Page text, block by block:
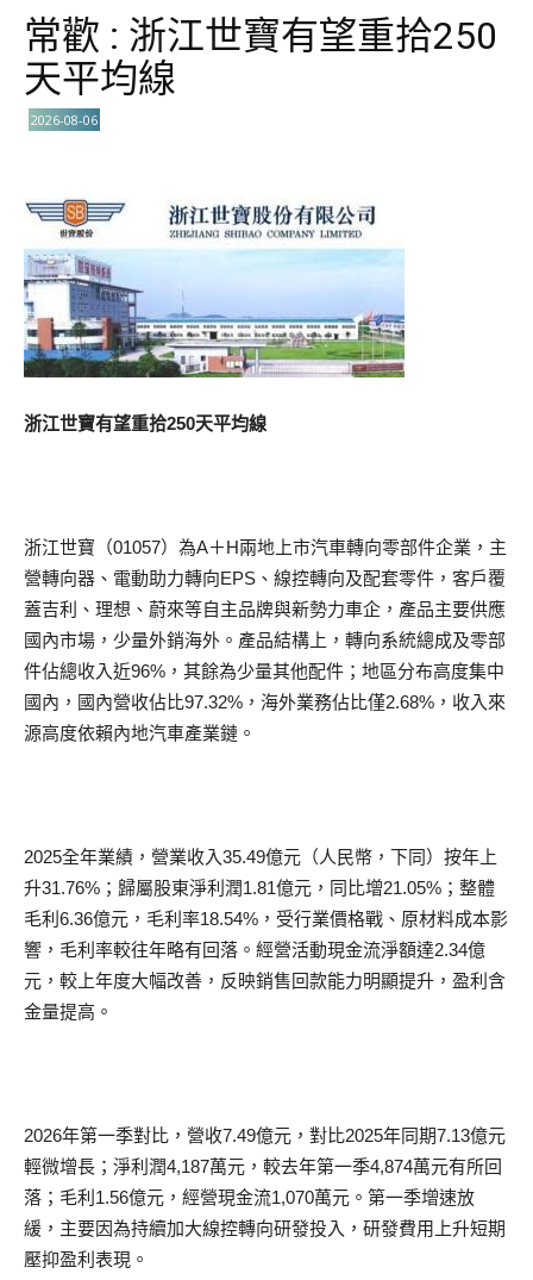
常歡 : 浙江世寶有望重拾250
天平均線
2026-08-06
浙江世寶有望重拾250天平均線
浙江世寶（01057）為A＋H兩地上市汽車轉向零部件企業，主
營轉向器、電動助力轉向EPS、線控轉向及配套零件，客戶覆
蓋吉利、理想、蔚來等自主品牌與新勢力車企，產品主要供應
國內市場，少量外銷海外。產品結構上，轉向系統總成及零部
件佔總收入近96%，其餘為少量其他配件；地區分布高度集中
國內，國內營收佔比97.32%，海外業務佔比僅2.68%，收入來
源高度依賴內地汽車產業鏈。
2025全年業績，營業收入35.49億元（人民幣，下同）按年上
升31.76%；歸屬股東淨利潤1.81億元，同比增21.05%；整體
毛利6.36億元，毛利率18.54%，受行業價格戰、原材料成本影
響，毛利率較往年略有回落。經營活動現金流淨額達2.34億
元，較上年度大幅改善，反映銷售回款能力明顯提升，盈利含
金量提高。
2026年第一季對比，營收7.49億元，對比2025年同期7.13億元
輕微增長；淨利潤4,187萬元，較去年第一季4,874萬元有所回
落；毛利1.56億元，經營現金流1,070萬元。第一季增速放
緩，主要因為持續加大線控轉向研發投入，研發費用上升短期
壓抑盈利表現。